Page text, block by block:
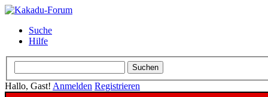
Suche
Hilfe
Hallo, Gast! Anmelden Registrieren